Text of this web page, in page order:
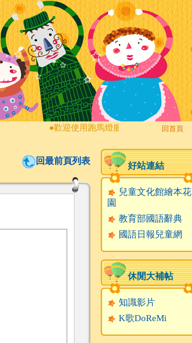
歡迎使用跑馬燈服務! 回首頁
回最前頁列表 好站連結
兒童文化館繪本花
園
教育部國語辭典
國語日報兒童網
休閒大補帖
知識影片
K歌DoReMi